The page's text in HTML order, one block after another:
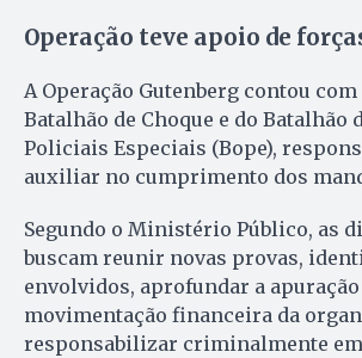
Operação teve apoio de
A Operação Gutenberg contou
Batalhão de Choque e do Batalhão
Policiais Especiais (Bope),
auxiliar no cumprimento dos
Segundo o Ministério Público, as
buscam reunir novas provas,
envolvidos, aprofundar a apuração
movimentação financeira da
responsabilizar criminalmente